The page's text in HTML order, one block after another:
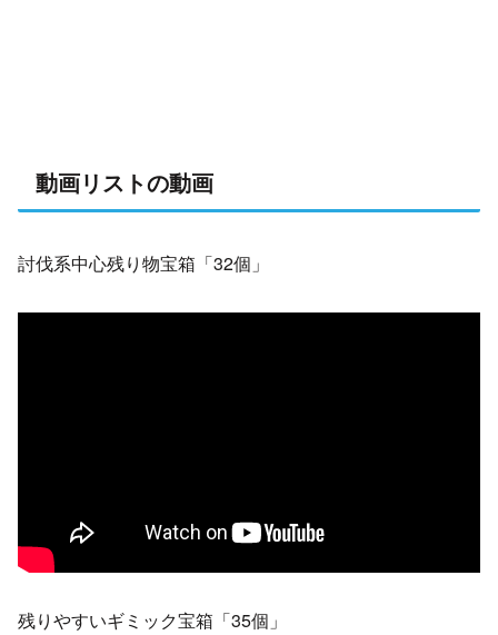
動画リストの動画
討伐系中心残り物宝箱「32個」
残りやすいギミック宝箱「35個」